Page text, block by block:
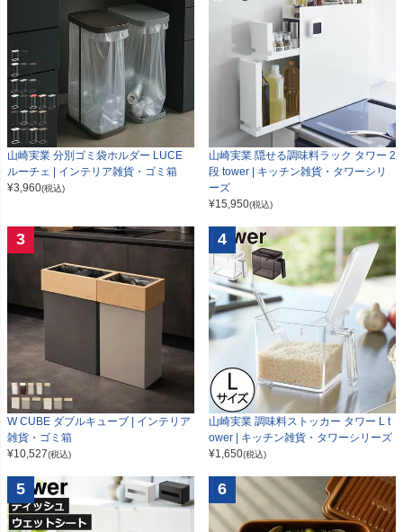
山崎実業 分別ゴミ袋ホルダー LUCE
ルーチェ | インテリア雑貨・ゴミ箱
¥3,960(税込)
山崎実業 隠せる調味料ラック タワー 2
段 tower | キッチン雑貨・タワーシリ
ーズ
¥15,950(税込)
3
W CUBE ダブルキューブ | インテリア
雑貨・ゴミ箱
¥10,527(税込)
4
山崎実業 調味料ストッカー タワー L t
ower | キッチン雑貨・タワーシリーズ
¥1,650(税込)
5 6